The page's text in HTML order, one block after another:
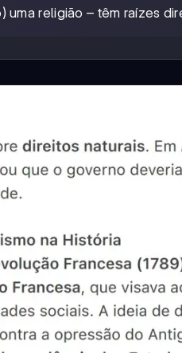
uma religião – têm raízes